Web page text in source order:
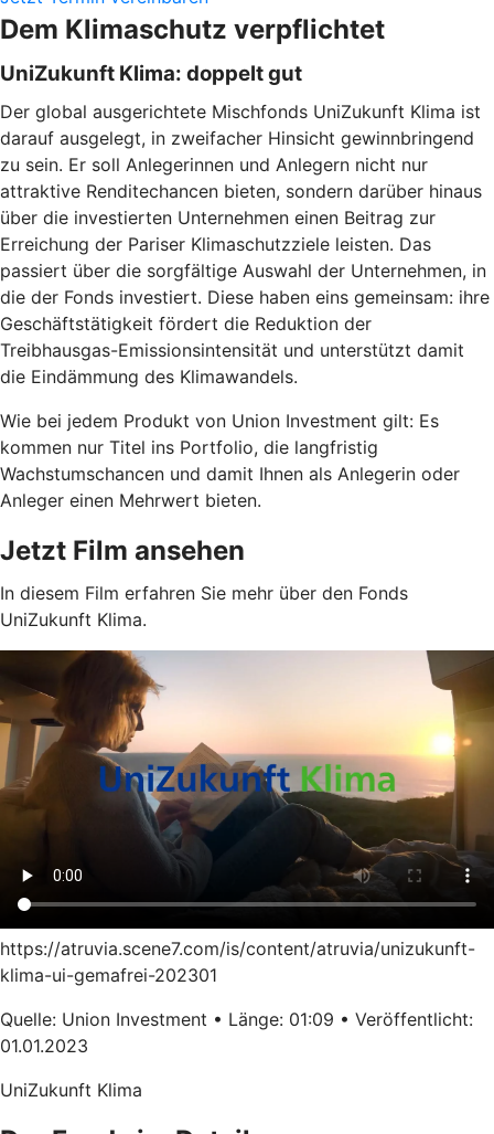
Dem Klimaschutz verpflichtet
UniZukunft Klima: doppelt gut
Der global ausgerichtete Mischfonds UniZukunft Klima ist
darauf ausgelegt, in zweifacher Hinsicht gewinnbringend
zu sein. Er soll Anlegerinnen und Anlegern nicht nur
attraktive Renditechancen bieten, sondern darüber hinaus
über die investierten Unternehmen einen Beitrag zur
Erreichung der Pariser Klimaschutzziele leisten. Das
passiert über die sorgfältige Auswahl der Unternehmen, in
die der Fonds investiert. Diese haben eins gemeinsam: ihre
Geschäftstätigkeit fördert die Reduktion der
Treibhausgas-Emissionsintensität und unterstützt damit
die Eindämmung des Klimawandels.
Wie bei jedem Produkt von Union Investment gilt: Es
kommen nur Titel ins Portfolio, die langfristig
Wachstumschancen und damit Ihnen als Anlegerin oder
Anleger einen Mehrwert bieten.
Jetzt Film ansehen
In diesem Film erfahren Sie mehr über den Fonds
UniZukunft Klima.
https://atruvia.scene7.com/is/content/atruvia/unizukunft-
klima-ui-gemafrei-202301
Quelle: Union Investment • Länge: 01:09 • Veröffentlicht:
01.01.2023
UniZukunft Klima